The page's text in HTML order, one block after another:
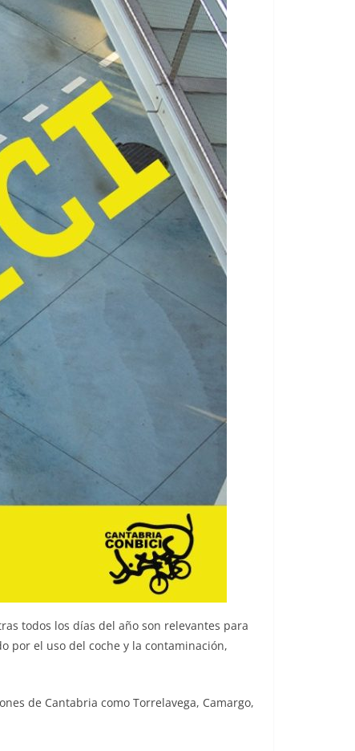
todos los días del año son relevantes para
por el uso del coche y la contaminación,
de Cantabria como Torrelavega, Camargo,